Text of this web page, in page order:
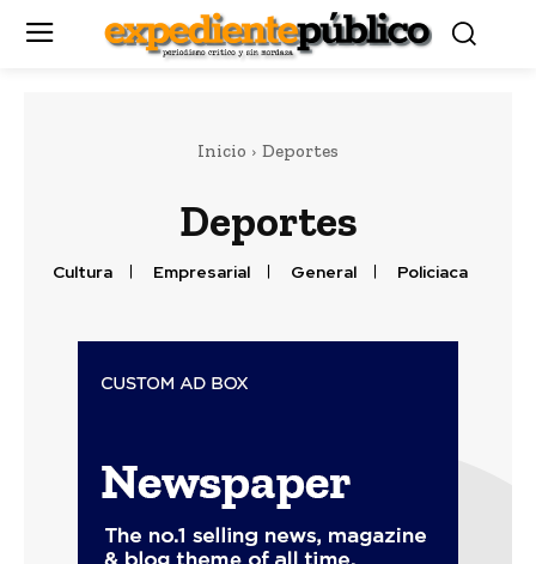
Inicio Deportes
Deportes
Cultura Empresarial General Policiaca